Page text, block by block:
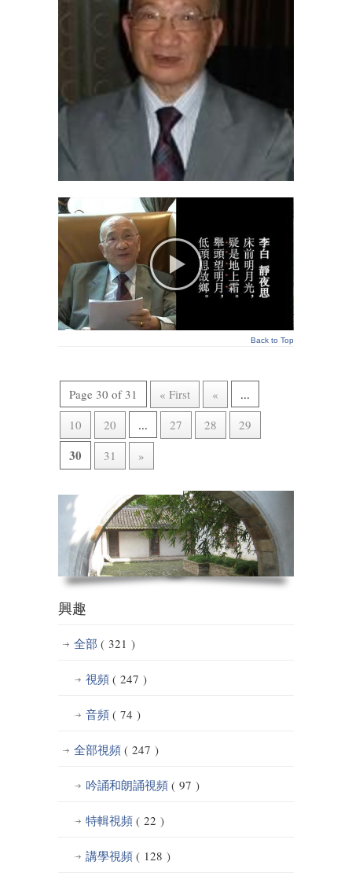
Back to Top
Page 30 of 31 « First «
...
10
20 ... 27 28 29
30 31 »
興趣
全部 ( 321 )
視頻 ( 247 )
音頻 ( 74 )
全部視頻 ( 247 )
吟誦和朗誦視頻 ( 97 )
特輯視頻 ( 22 )
講學視頻 ( 128 )